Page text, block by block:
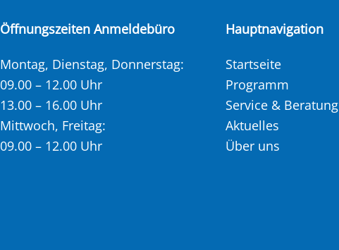
Öffnungszeiten Anmeldebüro
Montag, Dienstag, Donnerstag:
09.00 – 12.00 Uhr
13.00 – 16.00 Uhr
Mittwoch, Freitag:
09.00 – 12.00 Uhr
Hauptnavigation
Startseite
Programm
Service & Beratung
Aktuelles
Über uns